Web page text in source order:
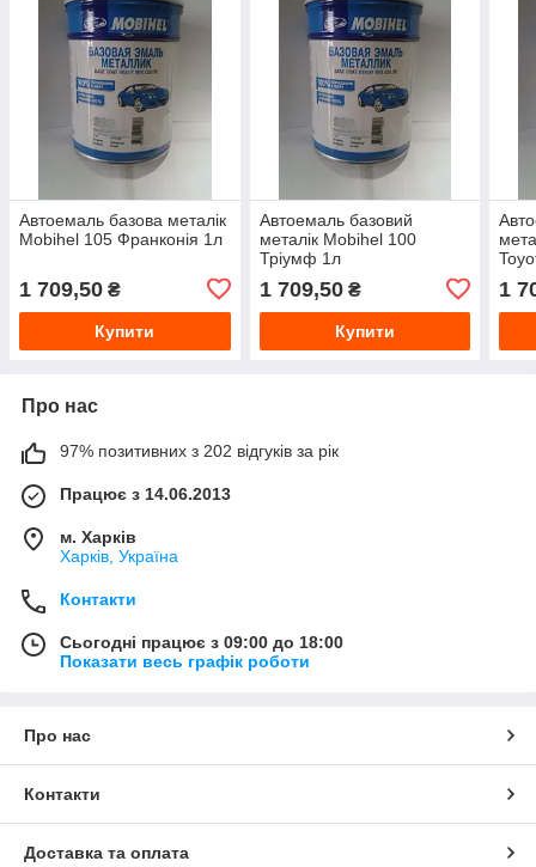
Автоемаль базова металік
Mobihel 105 Франконія 1л
1 709,50 ₴
Купити
Автоемаль базовий
металік Mobihel 100
Тріумф 1л
1 709,50₴
Купити
1
Про нас
97% позитивних з 202 відгуків за рік
Працює з 14.06.2013
м. Харків
Харків, Україна
Контакти
Сьогодні працює з 09:00 до 18:00
Показати весь графік роботи
Про нас
Контакти
Доставка та оплата